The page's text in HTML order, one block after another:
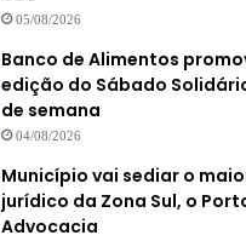
05/08/2026
Banco de Alimentos
edição do Sábado
de semana
04/08/2026
Município vai sediar o
jurídico da Zona Sul, o
Advocacia